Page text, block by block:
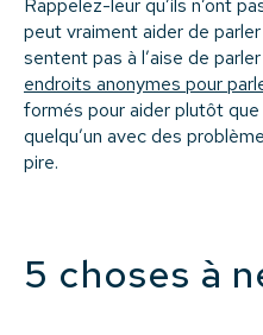
Rappelez-leur qu’ils n’ont
peut vraiment aider de parler
sentent pas à l’aise de
endroits anonymes pour
formés pour aider plutôt
quelqu’un avec des
pire.
5 choses à